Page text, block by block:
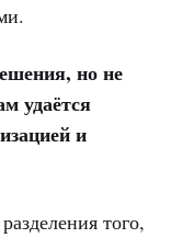
но не
удаётся
и
того,